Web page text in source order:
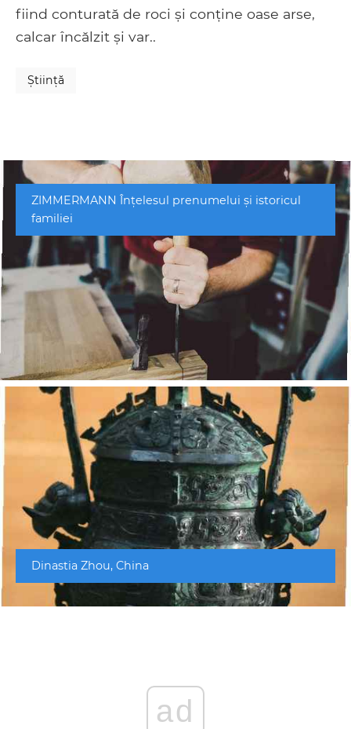
fiind conturată de roci și conține oase arse,
calcar încălzit și var..
Ştiinţă
ZIMMERMANN Înțelesul prenumelui și istoricul
familiei
Dinastia Zhou, China
ad